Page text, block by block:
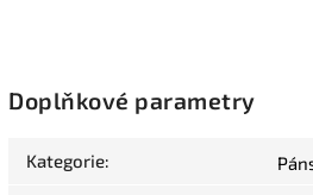
Doplňkové parametry
Kategorie: